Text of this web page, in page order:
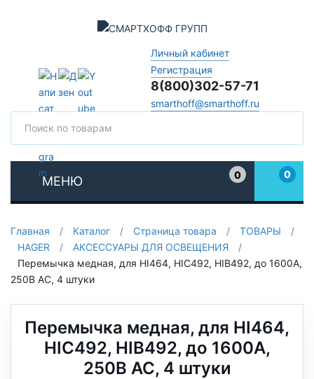
Личный кабинет
Регистрация
8(800)302-57-71
smarthoff@smarthoff.ru
МЕНЮ
0
0
Главная / Каталог / Страница товара / ТОВАРЫ
/
HAGER
/ АКСЕССУАРЫ ДЛЯ ОСВЕЩЕНИЯ
/
Перемычка медная, для HI464, HIC492, HIB492, до 1600А,
250В АС, 4 штуки
Перемычка медная, для HI464,
HIC492, HIB492, до 1600А,
250В АС, 4 штуки